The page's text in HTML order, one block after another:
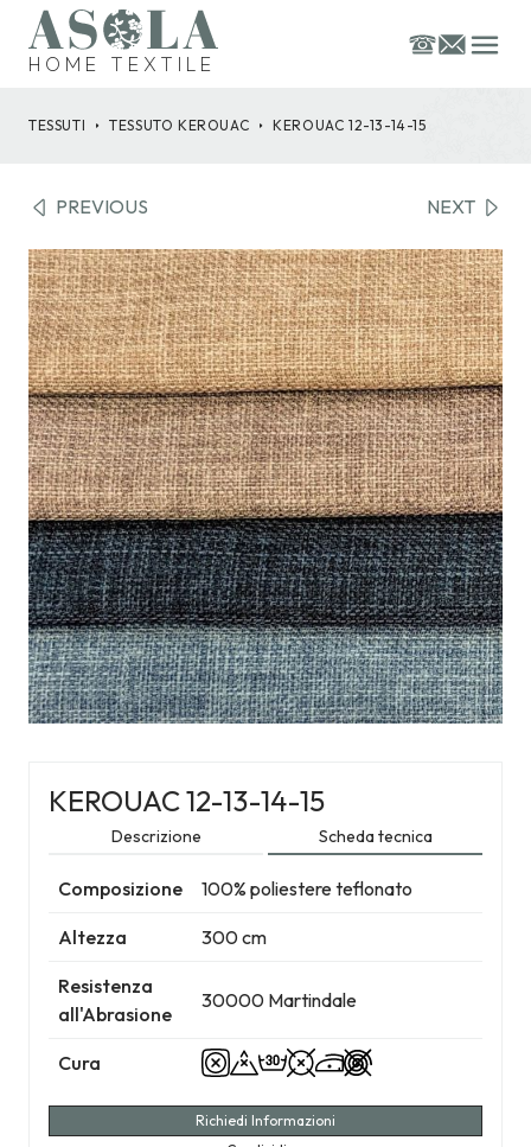
HOME TEXTILE
TESSUTI TESSUTOKEROUAC KEROUAC 12-13-14-15
PREVIOUS NEXT
KEROUAC 12-13-14-15
Descrizione Scheda tecnica
Composizione 100% poliestere teflonato
Altezza 300 cm
Resistenza
all'Abrasione
30000 Martindale
Cura
Richiedi Informazioni